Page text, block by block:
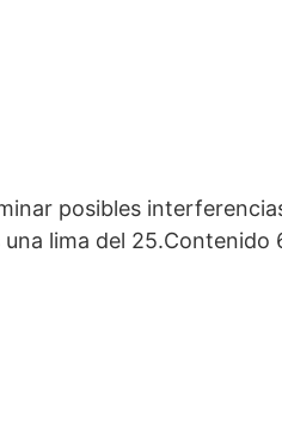
posibles
lima del 25.Contenido